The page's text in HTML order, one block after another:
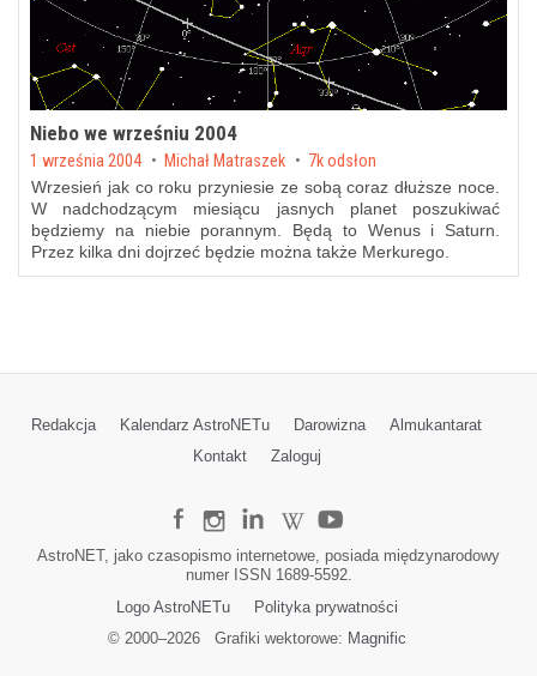
Niebo we wrześniu 2004
Posted on
1 września 2004 byMichał Matraszek 7k odsłon
Wrzesień jak co roku przyniesie ze sobą coraz dłuższe noce.
W nadchodzącym miesiącu jasnych planet poszukiwać
będziemy na niebie porannym. Będą to Wenus i Saturn.
Przez kilka dni dojrzeć będzie można także Merkurego.
Redakcja Kalendarz AstroNETu Darowizna
Almukantarat
Kontakt
Zaloguj
AstroNET, jako czasopismo internetowe, posiada międzynarodowy
numer ISSN 1689-5592.
Logo AstroNETu
Polityka prywatności
© 2000–2026Grafiki wektorowe: Magnific